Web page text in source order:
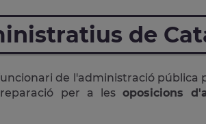
de
de l'administració pública
per a lesoposicions